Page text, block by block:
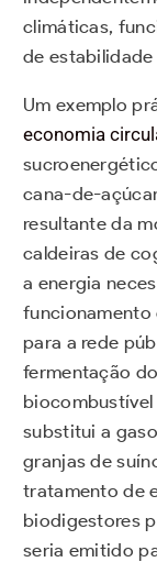
climáticas,
de
Um exemplo
economia
cana-de-
resultante da
caldeiras de
a energia
funcionamento
para a rede
fermentação
biocombustível
substitui a
granjas de
tratamento de
biodigestores
seria emitido